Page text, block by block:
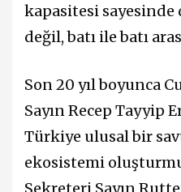
kapasitesi sayesinde
değil, batı ile batı
Son 20 yıl boyunca
Sayın Recep Tayyip
Türkiye ulusal bir
ekosistemi